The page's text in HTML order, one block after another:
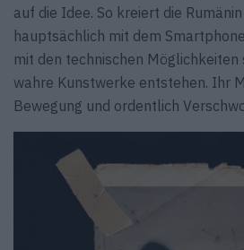
auf die Idee. So kreiert die
hauptsächlich mit dem
mit den technischen Möglichkeiten
wahre Kunstwerke entstehen. Ihr
Bewegung und ordentlich